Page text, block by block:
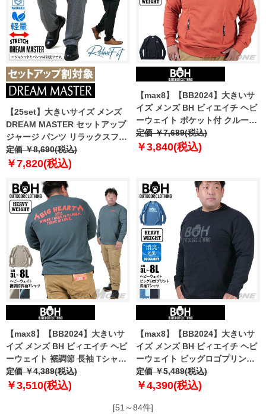
【25set】大きいサイズ メンズ
DREAM MASTER セットアップ
ジャージ パンツ リラックスフィ
ット ストレッチ 軽量 ウォッシャ
ブル イージーケア ライフスーツ
定価 ￥8,690(税込)
￥7,820(税込)
【max8】【BB2024】大きいサ
イズ メンズ BH ビィエイチ ヘビ
ーウェイト ポケット付 クルーネ
ック トレーナー bh-sw240402
定価 ￥7,689(税込)
￥3,840(税込)
【max8】【BB2024】大きいサ
イズ メンズ BH ビィエイチ ヘビ
ーウェイト 裾調節 長袖 Tシャツ
bh-t240401
定価 ￥4,389(税込)
￥3,510(税込)
【max8】【BB2024】大きいサ
イズ メンズ BH ビィエイチ ヘビ
ーウェイト ビッグロゴプリント
長袖 Tシャツ bh-t240419
定価 ￥5,489(税込)
￥4,390(税込)
[51～84件]